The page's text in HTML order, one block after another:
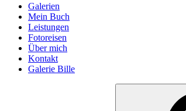
Galerien
Mein Buch
Leistungen
Fotoreisen
Über mich
Kontakt
Galerie Bille